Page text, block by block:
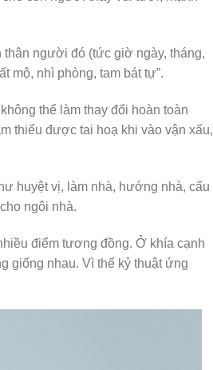
người đó (tức giờ ngày, tháng,
mộ, nhì phòng, tam bát tự”.
thể làm thay đổi hoàn toàn
thiểu được tai hoạ khi vào vận xấu,
huyệt vị, làm nhà, hướng nhà, cấu
ngôi nhà.
điểm tương đồng. Ở khía cạnh
giống nhau. Vì thế kỷ thuật ứng